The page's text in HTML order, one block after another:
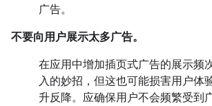
广告。
不要向用户展示太多广告。
在应用中增加插页式广告的展示频
入的妙招，但这也可能损害用户体
升反降。应确保用户不会频繁受到